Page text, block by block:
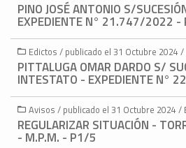
PINO JOSÉ ANTONIO S/
EXPEDIENTE N° 21.747/2022 -
Edictos / publicado el 31 Octubre 2024 /
PITTALUGA OMAR DARDO S/
INTESTATO - EXPEDIENTE N°
Avisos / publicado el 31 Octubre 2024 /
REGULARIZAR SITUACIÓN -
- M.P.M. - P1/5